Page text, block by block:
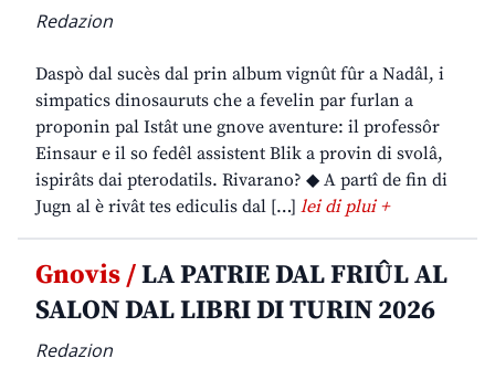
Redazion
Daspò dal sucès dal prin album vignût fûr a Nadâl, i
simpatics dinosauruts che a fevelin par furlan a
proponin pal Istât une gnove aventure: il professôr
Einsaur e il so fedêl assistent Blik a provin di svolâ,
ispirâts dai pterodatils. Rivarano? ◆ A partî de fin di
Jugn al è rivât tes ediculis dal […] lei di plui +
Gnovis /LA PATRIE DAL FRIÛL AL
SALON DAL LIBRI DI TURIN 2026
Redazion